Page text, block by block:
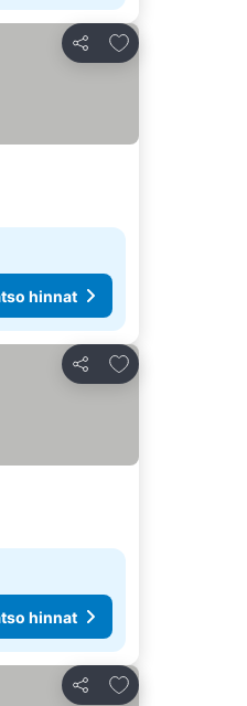
Jaa
Lisää suosikkeihin
hinnat
Jaa
Lisää suosikkeihin
hinnat
Jaa
Lisää suosikkeihin